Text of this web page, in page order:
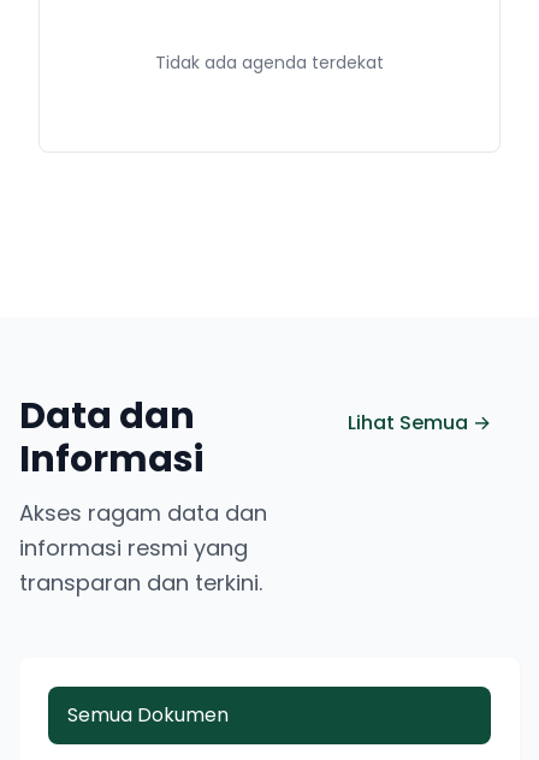
Tidak ada agenda terdekat
Data dan
Informasi
Akses ragam data dan
informasi resmi yang
transparan dan terkini.
Lihat Semua →
Semua Dokumen